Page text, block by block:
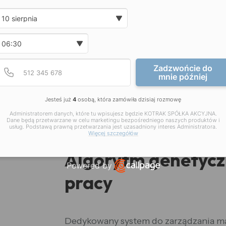
ryzyko wypadków i poprawić
Zastosowanie AI i algorytmów
tylko do optymalizacji produkcji.
podnoszenia poziomu
analizie dużych ilości danych
potencjalnych problemów i
produkcyjny.
Algorytm
pracy
Dedykowany system do zarządzania
Date and time slection for
Numer telefonu
Podaj poprawny numer
Zadzwońcie do
mnie później
Jesteś już 4 osobą, która zamówiła dzisiaj rozmowę
Administratorem danych, które tu wpisujesz będzie KOTRAK SPÓŁKA AKCYJNA.
Dane będą przetwarzane w celu marketingu bezpośredniego naszych produktów i
usług. Podstawą prawną przetwarzania jest uzasadniony interes Administratora.
Więcej szczegółów
Powered by
Open link in new window